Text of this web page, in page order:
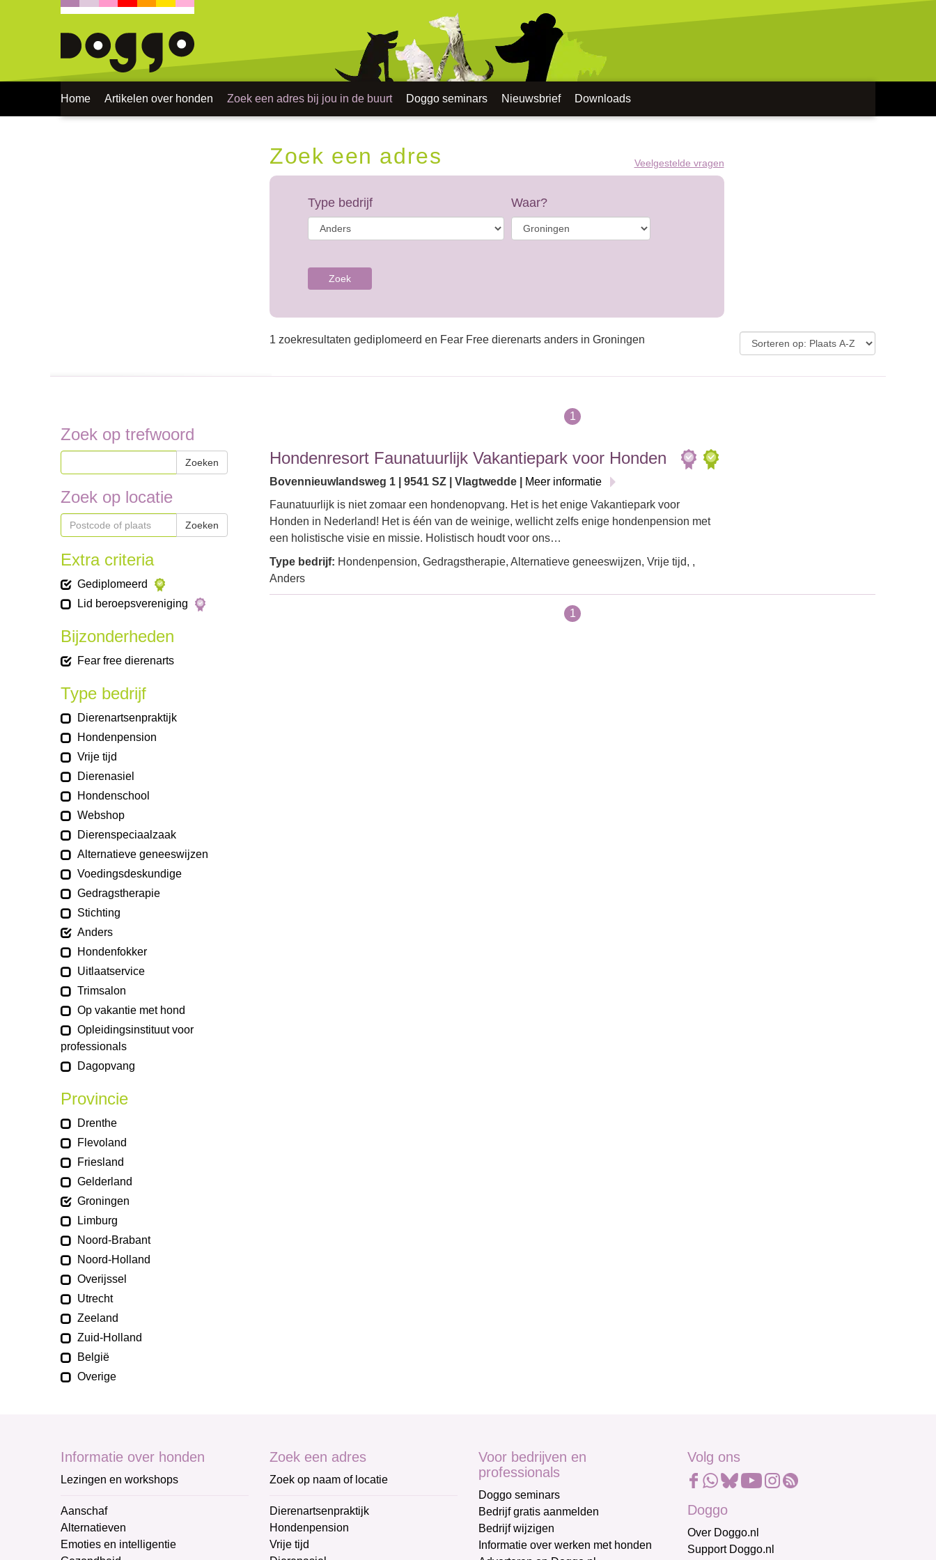
Home Artikelen over honden Zoek een adres bij jou in de buurt Doggo seminars Nieuwsbrief Downloads
Zoek een adres Veelgestelde vragen
Type bedrijf Waar?
Zoek
1 zoekresultaten gediplomeerd en Fear Free dierenarts anders in Groningen
Zoek op trefwoord
Zoeken
Zoek op locatie
Zoeken
Extra criteria
Gediplomeerd
Lid beroepsvereniging
Bijzonderheden
Fear free dierenarts
Type bedrijf
Dierenartsenpraktijk
Hondenpension
Vrije tijd
Dierenasiel
Hondenschool
Webshop
Dierenspeciaalzaak
Alternatieve geneeswijzen
Voedingsdeskundige
Gedragstherapie
Stichting
Anders
Hondenfokker
Uitlaatservice
Trimsalon
Op vakantie met hond
Opleidingsinstituut voor
professionals
Dagopvang
Provincie
Drenthe
Flevoland
Friesland
Gelderland
Groningen
Limburg
Noord-Brabant
Noord-Holland
Overijssel
Utrecht
Zeeland
Zuid-Holland
België
Overige
1
Hondenresort Faunatuurlijk Vakantiepark voor Honden
Bovennieuwlandsweg 1 | 9541 SZ | Vlagtwedde |
Meer informatie
Faunatuurlijk is niet zomaar een hondenopvang. Het is het enige Vakantiepark voor
Honden in Nederland! Het is één van de weinige, wellicht zelfs enige hondenpension met
een holistische visie en missie. Holistisch houdt voor ons…
Type bedrijf: Hondenpension, Gedragstherapie, Alternatieve geneeswijzen, Vrije tijd, ,
Anders
1
Informatie over honden
Lezingen en workshops
Aanschaf
Alternatieven
Emoties en intelligentie
Zoek een adres
Zoek op naam of locatie
Dierenartsenpraktijk
Hondenpension
Vrije tijd
Voor bedrijven en
professionals
Doggo seminars
Bedrijf gratis aanmelden
Bedrijf wijzigen
Informatie over werken met honden
Volg ons
Doggo
Over Doggo.nl
Support Doggo.nl